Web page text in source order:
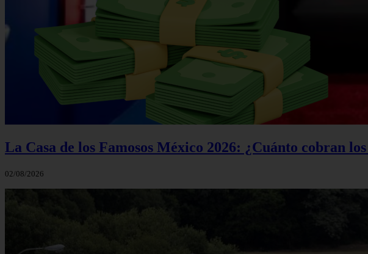
La Casa de los Famosos México 2026: ¿Cuánto cobran
02/08/2026